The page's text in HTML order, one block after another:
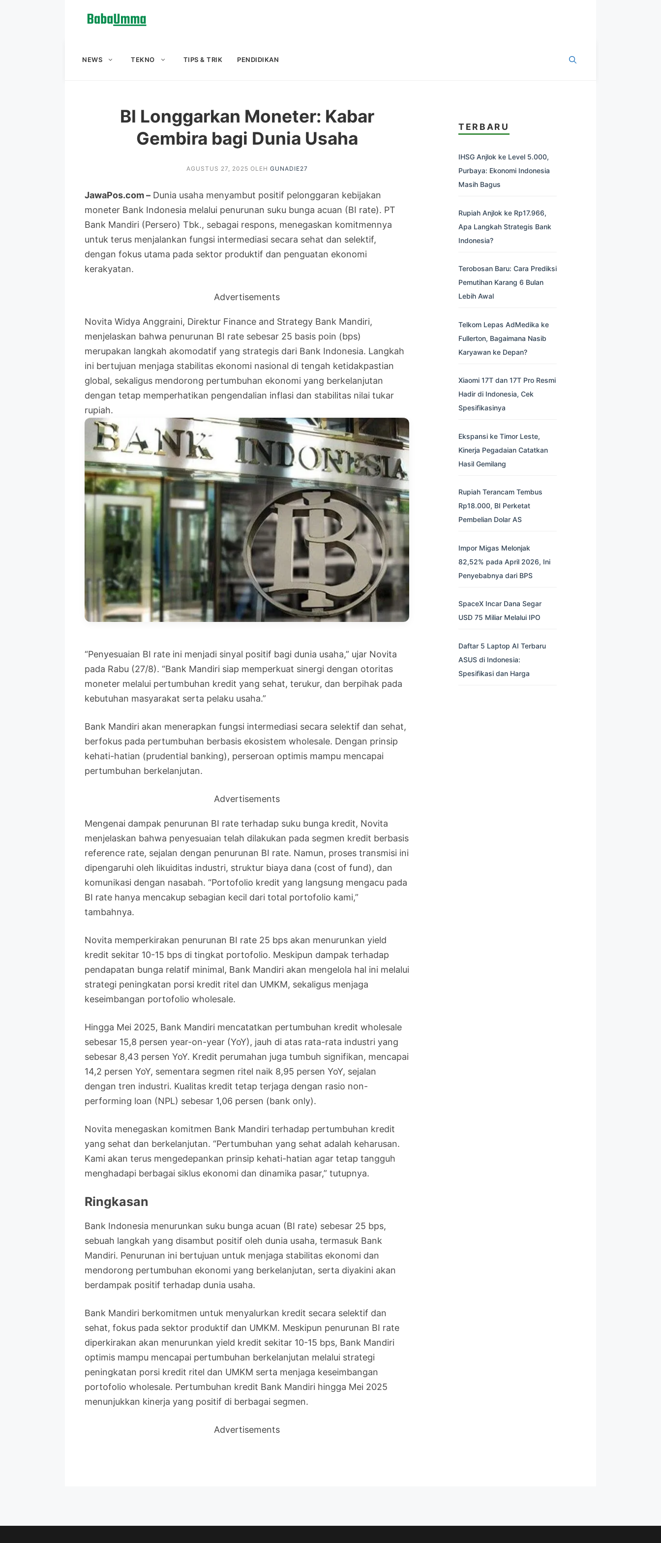
NEWS TEKNO TIPS & TRIK PENDIDIKAN
BI Longgarkan Moneter: Kabar
Gembira bagi Dunia Usaha
AGUSTUS 27, 2025 OLEH GUNADIE27
JawaPos.com – Dunia usaha menyambut positif pelonggaran kebijakan
moneter Bank Indonesia melalui penurunan suku bunga acuan (BI rate). PT
Bank Mandiri (Persero) Tbk., sebagai respons, menegaskan komitmennya
untuk terus menjalankan fungsi intermediasi secara sehat dan selektif,
dengan fokus utama pada sektor produktif dan penguatan ekonomi
kerakyatan.
Advertisements
Novita Widya Anggraini, Direktur Finance and Strategy Bank Mandiri,
menjelaskan bahwa penurunan BI rate sebesar 25 basis poin (bps)
merupakan langkah akomodatif yang strategis dari Bank Indonesia. Langkah
ini bertujuan menjaga stabilitas ekonomi nasional di tengah ketidakpastian
global, sekaligus mendorong pertumbuhan ekonomi yang berkelanjutan
dengan tetap memperhatikan pengendalian inflasi dan stabilitas nilai tukar
rupiah.
“Penyesuaian BI rate ini menjadi sinyal positif bagi dunia usaha,” ujar Novita
pada Rabu (27/8). “Bank Mandiri siap memperkuat sinergi dengan otoritas
moneter melalui pertumbuhan kredit yang sehat, terukur, dan berpihak pada
kebutuhan masyarakat serta pelaku usaha.”
Bank Mandiri akan menerapkan fungsi intermediasi secara selektif dan sehat,
berfokus pada pertumbuhan berbasis ekosistem wholesale. Dengan prinsip
kehati-hatian (prudential banking), perseroan optimis mampu mencapai
pertumbuhan berkelanjutan.
Advertisements
Mengenai dampak penurunan BI rate terhadap suku bunga kredit, Novita
menjelaskan bahwa penyesuaian telah dilakukan pada segmen kredit berbasis
reference rate, sejalan dengan penurunan BI rate. Namun, proses transmisi ini
dipengaruhi oleh likuiditas industri, struktur biaya dana (cost of fund), dan
komunikasi dengan nasabah. “Portofolio kredit yang langsung mengacu pada
BI rate hanya mencakup sebagian kecil dari total portofolio kami,”
tambahnya.
Novita memperkirakan penurunan BI rate 25 bps akan menurunkan yield
kredit sekitar 10-15 bps di tingkat portofolio. Meskipun dampak terhadap
pendapatan bunga relatif minimal, Bank Mandiri akan mengelola hal ini melalui
strategi peningkatan porsi kredit ritel dan UMKM, sekaligus menjaga
keseimbangan portofolio wholesale.
Hingga Mei 2025, Bank Mandiri mencatatkan pertumbuhan kredit wholesale
sebesar 15,8 persen year-on-year (YoY), jauh di atas rata-rata industri yang
sebesar 8,43 persen YoY. Kredit perumahan juga tumbuh signifikan, mencapai
14,2 persen YoY, sementara segmen ritel naik 8,95 persen YoY, sejalan
dengan tren industri. Kualitas kredit tetap terjaga dengan rasio non-
performing loan (NPL) sebesar 1,06 persen (bank only).
Novita menegaskan komitmen Bank Mandiri terhadap pertumbuhan kredit
yang sehat dan berkelanjutan. “Pertumbuhan yang sehat adalah keharusan.
Kami akan terus mengedepankan prinsip kehati-hatian agar tetap tangguh
menghadapi berbagai siklus ekonomi dan dinamika pasar,” tutupnya.
Ringkasan
Bank Indonesia menurunkan suku bunga acuan (BI rate) sebesar 25 bps,
sebuah langkah yang disambut positif oleh dunia usaha, termasuk Bank
Mandiri. Penurunan ini bertujuan untuk menjaga stabilitas ekonomi dan
mendorong pertumbuhan ekonomi yang berkelanjutan, serta diyakini akan
berdampak positif terhadap dunia usaha.
Bank Mandiri berkomitmen untuk menyalurkan kredit secara selektif dan
sehat, fokus pada sektor produktif dan UMKM. Meskipun penurunan BI rate
diperkirakan akan menurunkan yield kredit sekitar 10-15 bps, Bank Mandiri
optimis mampu mencapai pertumbuhan berkelanjutan melalui strategi
peningkatan porsi kredit ritel dan UMKM serta menjaga keseimbangan
portofolio wholesale. Pertumbuhan kredit Bank Mandiri hingga Mei 2025
menunjukkan kinerja yang positif di berbagai segmen.
Advertisements
TERBARU
IHSG Anjlok ke Level 5.000,
Purbaya: Ekonomi Indonesia
Masih Bagus
Rupiah Anjlok ke Rp17.966,
Apa Langkah Strategis Bank
Indonesia?
Terobosan Baru: Cara Prediksi
Pemutihan Karang 6 Bulan
Lebih Awal
Telkom Lepas AdMedika ke
Fullerton, Bagaimana Nasib
Karyawan ke Depan?
Xiaomi 17T dan 17T Pro Resmi
Hadir di Indonesia, Cek
Spesifikasinya
Ekspansi ke Timor Leste,
Kinerja Pegadaian Catatkan
Hasil Gemilang
Rupiah Terancam Tembus
Rp18.000, BI Perketat
Pembelian Dolar AS
Impor Migas Melonjak
82,52% pada April 2026, Ini
Penyebabnya dari BPS
SpaceX Incar Dana Segar
USD 75 Miliar Melalui IPO
Daftar 5 Laptop AI Terbaru
ASUS di Indonesia:
Spesifikasi dan Harga